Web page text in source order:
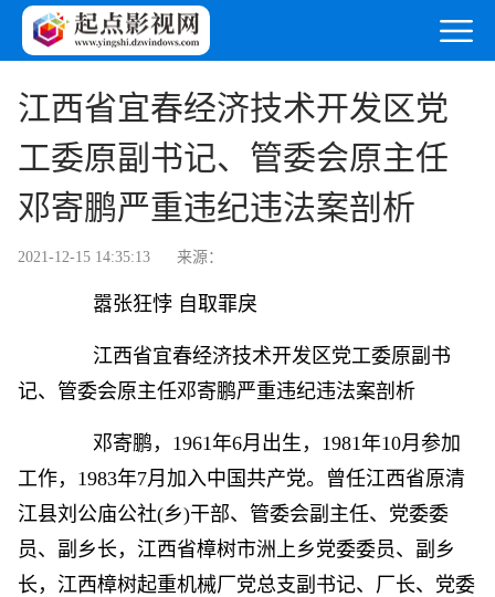
江西省宜春经济技术开发区党
工委原副书记、管委会原主任
邓寄鹏严重违纪违法案剖析
2021-12-15 14:35:13 来源：
嚣张狂悖 自取罪戾
江西省宜春经济技术开发区党工委原副书
记、管委会原主任邓寄鹏严重违纪违法案剖析
邓寄鹏，1961年6月出生，1981年10月参加
工作，1983年7月加入中国共产党。曾任江西省原清
江县刘公庙公社(乡)干部、管委会副主任、党委委
员、副乡长，江西省樟树市洲上乡党委委员、副乡
长，江西樟树起重机械厂党总支副书记、厂长、党委